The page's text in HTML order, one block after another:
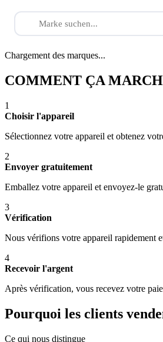
Chargement des marques...
COMMENT ÇA
1
Choisir l'appareil
Sélectionnez votre appareil et obtenez
2
Envoyer gratuitement
Emballez votre appareil et envoyez-le
3
Vérification
Nous vérifions votre appareil rapidement
4
Recevoir l'argent
Après vérification, vous recevez votre
Pourquoi les clients
Ce qui nous distingue